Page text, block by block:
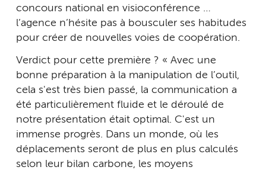
concours national en visioconférence …
l’agence n’hésite pas à bousculer ses habitudes
pour créer de nouvelles voies de coopération.
Verdict pour cette première ? « Avec une
bonne préparation à la manipulation de l’outil,
cela s'est très bien passé, la communication a
été particulièrement fluide et le déroulé de
notre présentation était optimal. C'est un
immense progrès. Dans un monde, où les
déplacements seront de plus en plus calculés
selon leur bilan carbone, les moyens